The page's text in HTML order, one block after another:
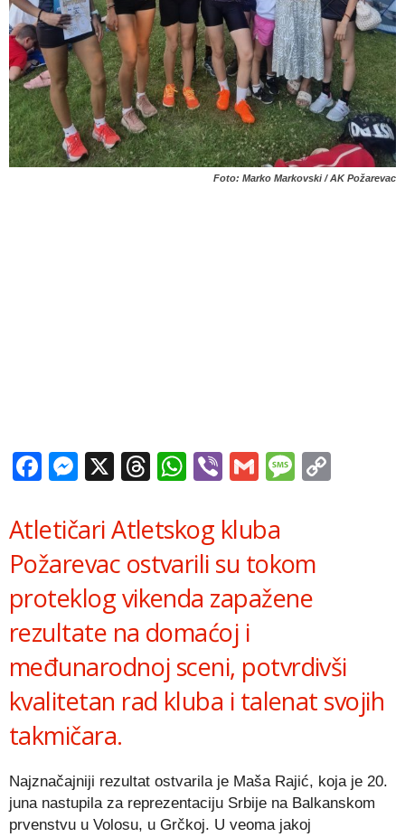
Foto: Marko Markovski / AK Požarevac
Facebook
Messenger
X Threads
WhatsApp
ViberGmail
Atletičari Atletskog kluba
Požarevac ostvarili su tokom
proteklog vikenda zapažene
rezultate na domaćoj i
međunarodnoj sceni, potvrdivši
kvalitetan rad kluba i talenat svojih
takmičara.
Najznačajniji rezultat ostvarila je Maša Rajić, koja je 20.
juna nastupila za reprezentaciju Srbije na Balkanskom
prvenstvu u Volosu, u Grčkoj. U veoma jakoj